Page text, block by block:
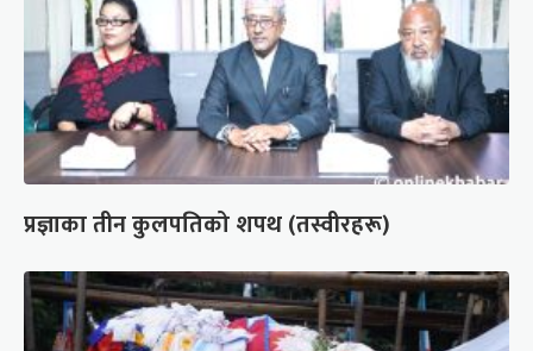
प्रज्ञाका तीन कुलपतिको शपथ (तस्वीरहरू)